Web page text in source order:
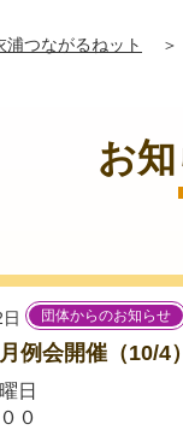
つながるねット ＞
お
団体からのお知らせ
例会開催（10/4）
日
０